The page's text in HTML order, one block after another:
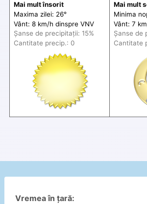
Mai mult însorit
Maxima zilei: 26°
Vânt: 8 km/h dinspre VNV
Șanse de precipitații: 15%
Cantitate precip.: 0
Mai mult
Minima
Vânt: 7
Șanse de
Cantitate
Vremea în țară: